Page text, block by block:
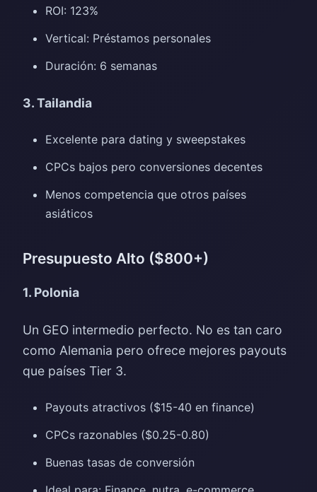
ROI: 123%
Vertical: Préstamos personales
Duración: 6 semanas
3. Tailandia
Excelente para dating y sweepstakes
CPCs bajos pero conversiones decentes
Menos competencia que otros países
asiáticos
Presupuesto Alto ($800+)
1. Polonia
Un GEO intermedio perfecto. No es tan caro
como Alemania pero ofrece mejores payouts
que países Tier 3.
Payouts atractivos ($15-40 en finance)
CPCs razonables ($0.25-0.80)
Buenas tasas de conversión